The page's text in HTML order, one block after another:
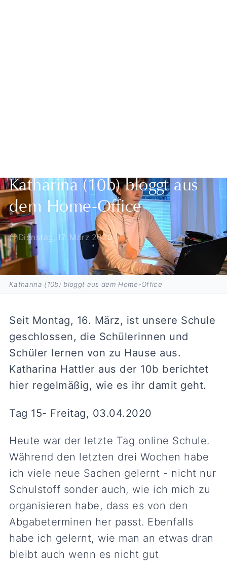
Katharina (10b) bloggt aus
dem Home-Office
Dienstag, 17. März 2020
Katharina (10b) bloggt aus dem Home-Office
Seit Montag, 16. März, ist unsere Schule
geschlossen, die Schülerinnen und
Schüler lernen von zu Hause aus.
Katharina Hattler aus der 10b berichtet
hier regelmäßig, wie es ihr damit geht.
Tag 15- Freitag, 03.04.2020
Heute war der letzte Tag online Schule.
Während den letzten drei Wochen habe
ich viele neue Sachen gelernt - nicht nur
Schulstoff sonder auch, wie ich mich zu
organisieren habe, dass es von den
Abgabeterminen her passt. Ebenfalls
habe ich gelernt, wie man an etwas dran
bleibt auch wenn es nicht gut